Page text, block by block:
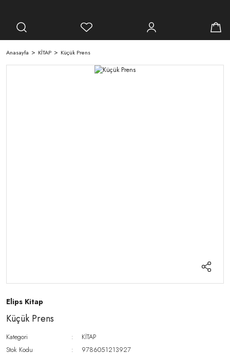
Anasayfa KİTAP Küçük Prens
Elips Kitap
Küçük Prens
Kategori
KİTAP
Stok Kodu
9786051213927